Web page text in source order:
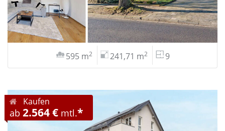
595 m2 241,71 m2 9
Kaufen
ab 2.564 € mtl.*